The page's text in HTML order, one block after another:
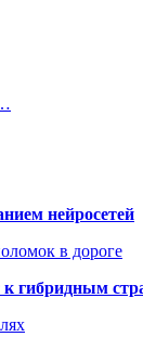
нейросетей
в дороге
гибридным